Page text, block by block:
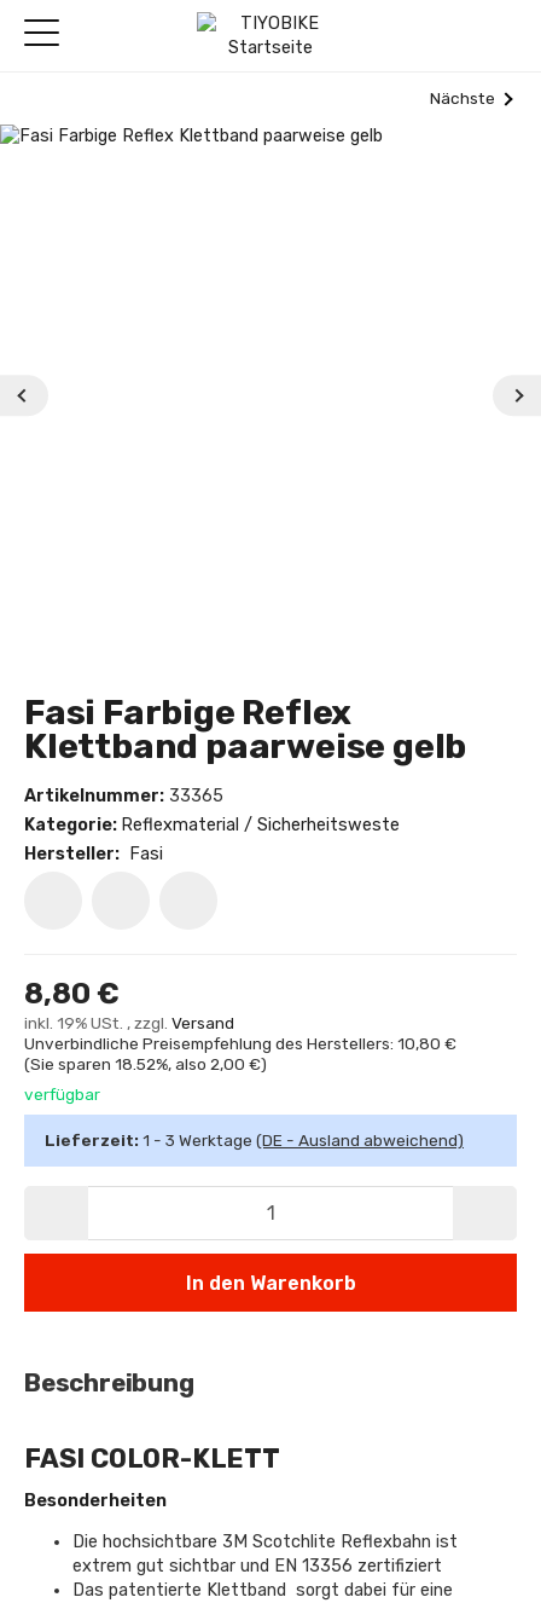
Nächste
Fasi Farbige Reflex
Klettband paarweise gelb
Artikelnummer: 33365
Kategorie: Reflexmaterial / Sicherheitsweste
Hersteller:
Fasi
8,80 €
inkl. 19% USt. , zzgl. Versand
Unverbindliche Preisempfehlung des Herstellers: 10,80 €
(Sie sparen 18.52%, also 2,00 €)
verfügbar
Lieferzeit: 1 - 3 Werktage (DE - Ausland abweichend)
In den Warenkorb
Beschreibung
FASI COLOR-KLETT
Besonderheiten
Die hochsichtbare 3M Scotchlite Reflexbahn ist
extrem gut sichtbar und EN 13356 zertifiziert
Das patentierte Klettband sorgt dabei für eine